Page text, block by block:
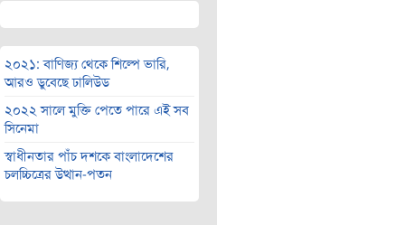
২০২১: বাণিজ্য থেকে শিল্পে ভারি,
আরও ডুবেছে ঢালিউড
২০২২ সালে মুক্তি পেতে পারে এই সব
সিনেমা
স্বাধীনতার পাঁচ দশকে বাংলাদেশের
চলচ্চিত্রের উত্থান-পতন